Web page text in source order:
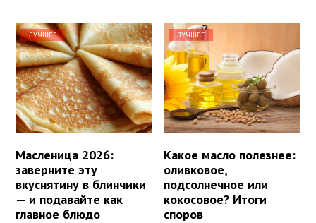
ЛУЧШЕЕ
Масленица 2026:
заверните эту
вкуснятину в блинчики
— и подавайте как
главное блюдо
ЛУЧШЕЕ
Какое масло полезнее:
оливковое,
подсолнечное или
кокосовое? Итоги
споров